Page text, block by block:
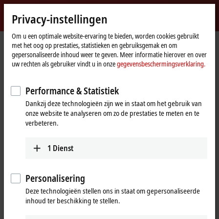
Beckhoff
-
New
Automation
Technology
startpaginaBedrijf
News
The integrated measurement technology in the ELM3xxx series
Als u "Accepteren" klikt, verschijnt de video en passen wij uw
privacy-instelling aan. Daarbij wordt externe inhoud van Vimeo
Privacy-instellingen
Om u een optimale website-ervaring te bieden, worden cookies gebruikt
met het oog op prestaties, statistieken en gebruiksgemak en om
gepersonaliseerde inhoud weer te geven. Meer informatie hierover en over
uw rechten als gebruiker vindt u in onzegegevensbeschermingsverklaring.
Performance & Statistiek
Dankzij deze technologieën zijn we in staat om het gebruik van
onze website te analyseren om zo de prestaties te meten en te
verbeteren.
1 Dienst
Personalisering
Deze technologieën stellen ons in staat om gepersonaliseerde
inhoud ter beschikking te stellen.